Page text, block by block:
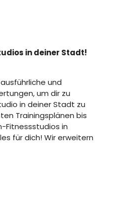
in deiner Stadt!
und
um dir zu
in deiner Stadt zu
Trainingsplänen bis
Fitnessstudios in
für dich! Wir erweitern